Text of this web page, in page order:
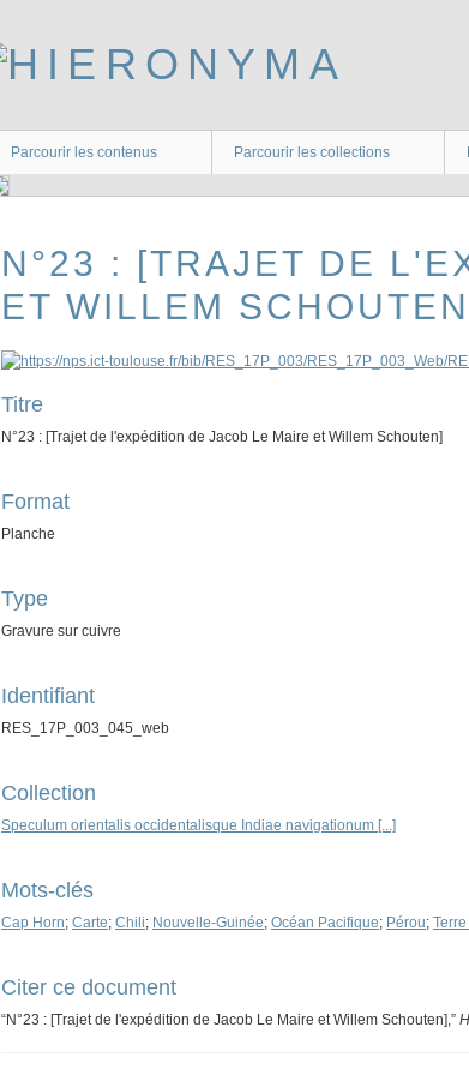
Parcourir les contenus Parcourir les collections
N°23 : [TRAJET DE
ET WILLEM
Titre
N°23 : [Trajet de l'expédition de Jacob Le Maire et Willem Schouten]
Format
Planche
Type
Gravure sur cuivre
Identifiant
RES_17P_003_045_web
Collection
Speculum orientalis occidentalisque Indiae navigationum [...]
Mots-clés
Cap Horn; Carte; Chili; Nouvelle-Guinée; Océan Pacifique; Pérou;
Citer ce document
“N°23 : [Trajet de l'expédition de Jacob Le Maire et Willem Schouten],”